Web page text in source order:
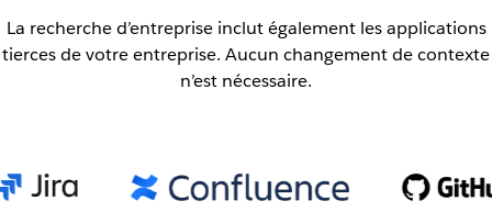
La recherche d’entreprise inclut également les applications
tierces de votre entreprise. Aucun changement de contexte
n’est nécessaire.